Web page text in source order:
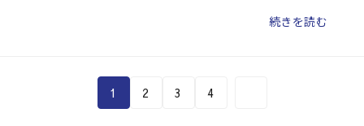
続きを読む
1 2 3 4